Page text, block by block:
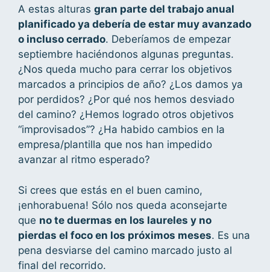
A estas alturas gran parte del trabajo anual
planificado ya debería de estar muy avanzado
o incluso cerrado. Deberíamos de empezar
septiembre haciéndonos algunas preguntas.
¿Nos queda mucho para cerrar los objetivos
marcados a principios de año? ¿Los damos ya
por perdidos? ¿Por qué nos hemos desviado
del camino? ¿Hemos logrado otros objetivos
“improvisados”? ¿Ha habido cambios en la
empresa/plantilla que nos han impedido
avanzar al ritmo esperado?
Si crees que estás en el buen camino,
¡enhorabuena! Sólo nos queda aconsejarte
que no te duermas en los laureles y no
pierdas el foco en los próximos meses. Es una
pena desviarse del camino marcado justo al
final del recorrido.